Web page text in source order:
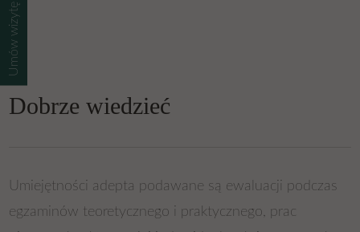
Umów wizytę
Dobrze wiedzieć
Umiejętności adepta podawane są ewaluacji podczas
egzaminów teoretycznego i praktycznego, prac